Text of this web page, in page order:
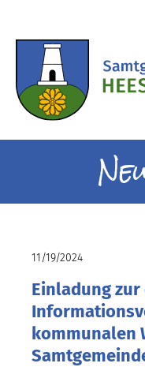
11/19/2024
Einladung
kommunalen